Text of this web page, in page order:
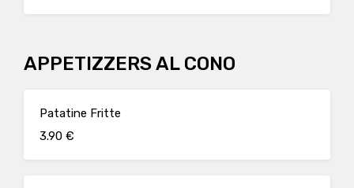
APPETIZZERS AL CONO
Patatine Fritte
3.90 €